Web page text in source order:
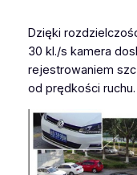
k
C
a
m
e
a
Dzięki
30 kl./s kamera
rejestrowaniem
od prędkości ruchu.